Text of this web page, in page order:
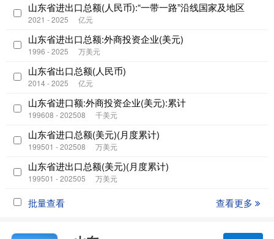
山东省进出口总额(人民币):“一带一路”沿线国家及地区
2021 - 2025 亿元
山东省进出口总额:外商投资企业(美元)
1996 - 2025 万美元
山东省出口总额(人民币)
2014 - 2025 亿元
山东省进口额:外商投资企业(美元):累计
199608 - 202508 千美元
山东省进口总额(美元)(月度累计)
199501 - 202508 万美元
山东省进出口总额(美元)(月度累计)
199501 - 202505 万美元
批量查看 查看更多